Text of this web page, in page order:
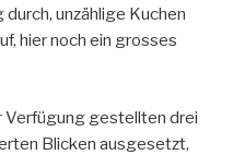
unzählige Kuchen
hier noch ein grosses
Verfügung gestellten drei
Blicken ausgesetzt,